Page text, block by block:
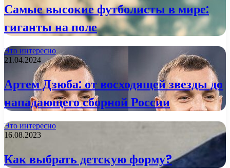
Самые высокие футболисты в мире:
гиганты на поле
Это интересно
21.04.2024
Артем Дзюба: от восходящей звезды до
нападающего сборной России
Это интересно
16.08.2023
Как выбрать детскую форму?